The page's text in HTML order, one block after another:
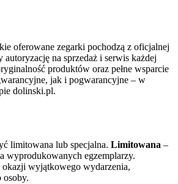
oferowane zegarki pochodzą z oficjalnej
na sprzedaż i serwis każdej
produktów oraz pełne wsparcie
jak i pogwarancyjne – w
dolinski.pl.
limitowana lub specjalna. Limitowana –
wyprodukowanych egzemplarzy.
okazji wyjątkowego wydarzenia,
osoby.